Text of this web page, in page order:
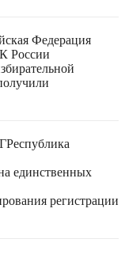
Федерация
России
Республика
единственных
регистрации